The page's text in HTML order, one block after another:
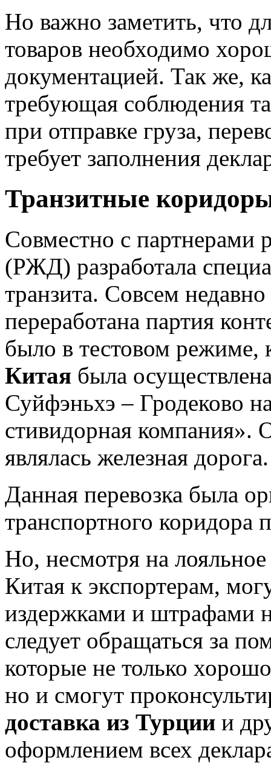
Но важно заметить, что
товаров необходимо
документацией. Так же,
требующая соблюдения
при отправке груза,
требует заполнения
Транзитные
Совместно с партнерами
(РЖД) разработала
транзита. Совсем
переработана партия
было в тестовом режиме,
Китая была
Суйфэньхэ – Гродеково
стивидорная компания».
являлась железная дорога.
Данная перевозка была
транспортного коридора
Но, несмотря на
Китая к экспортерам,
издержками и штрафами
следует обращаться за
которые не только
но и смогут
доставка из Турции и
оформлением всех